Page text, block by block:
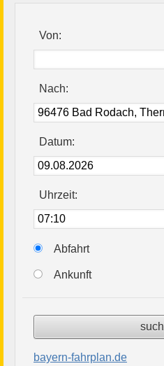
Von:
Nach:
Datum:
Uhrzeit:
Abfahrt
Ankunft
bayern-fahrplan.de